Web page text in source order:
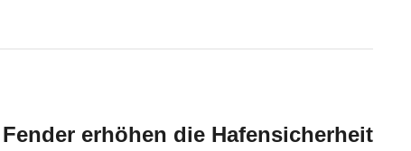
erhöhen die Hafensicherheit